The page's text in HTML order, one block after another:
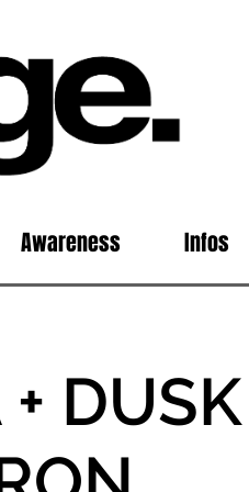
Awareness Infos
DUSK